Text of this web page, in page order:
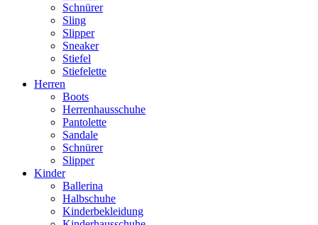
Schnürer
Sling
Slipper
Sneaker
Stiefel
Stiefelette
Herren
Boots
Herrenhausschuhe
Pantolette
Sandale
Schnürer
Slipper
Kinder
Ballerina
Halbschuhe
Kinderbekleidung